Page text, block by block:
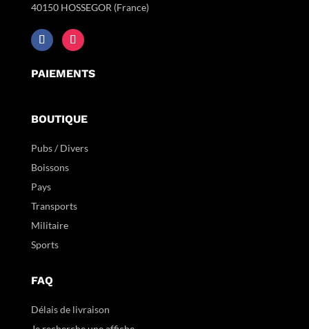
40150 HOSSEGOR (France)
PAIEMENTS
BOUTIQUE
Pubs / Divers
Boissons
Pays
Transports
Militaire
Sports
FAQ
Délais de livraison